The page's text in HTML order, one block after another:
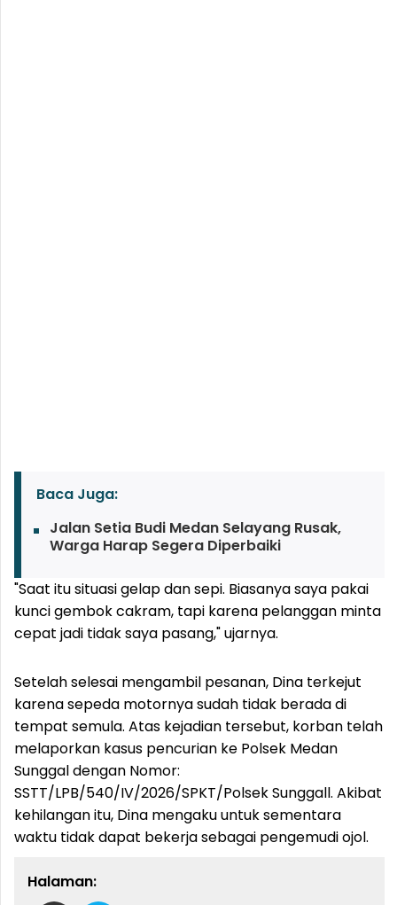
Baca Juga:
Jalan Setia Budi Medan Selayang Rusak,
Warga Harap Segera Diperbaiki
"Saat itu situasi gelap dan sepi. Biasanya saya pakai
kunci gembok cakram, tapi karena pelanggan minta
cepat jadi tidak saya pasang," ujarnya.
Setelah selesai mengambil pesanan, Dina terkejut
karena sepeda motornya sudah tidak berada di
tempat semula. Atas kejadian tersebut, korban telah
melaporkan kasus pencurian ke Polsek Medan
Sunggal dengan Nomor:
SSTT/LPB/540/IV/2026/SPKT/Polsek Sunggall. Akibat
kehilangan itu, Dina mengaku untuk sementara
waktu tidak dapat bekerja sebagai pengemudi ojol.
Halaman: